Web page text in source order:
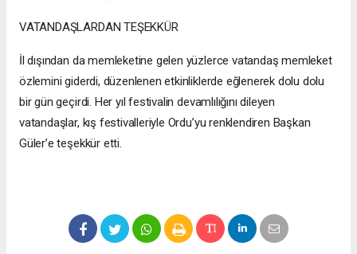
VATANDAŞLARDAN TEŞEKKÜR
İl dışından da memleketine gelen yüzlerce vatandaş memleket
özlemini giderdi, düzenlenen etkinliklerde eğlenerek dolu dolu
bir gün geçirdi. Her yıl festivalin devamlılığını dileyen
vatandaşlar, kış festivalleriyle Ordu’yu renklendiren Başkan
Güler’e teşekkür etti.